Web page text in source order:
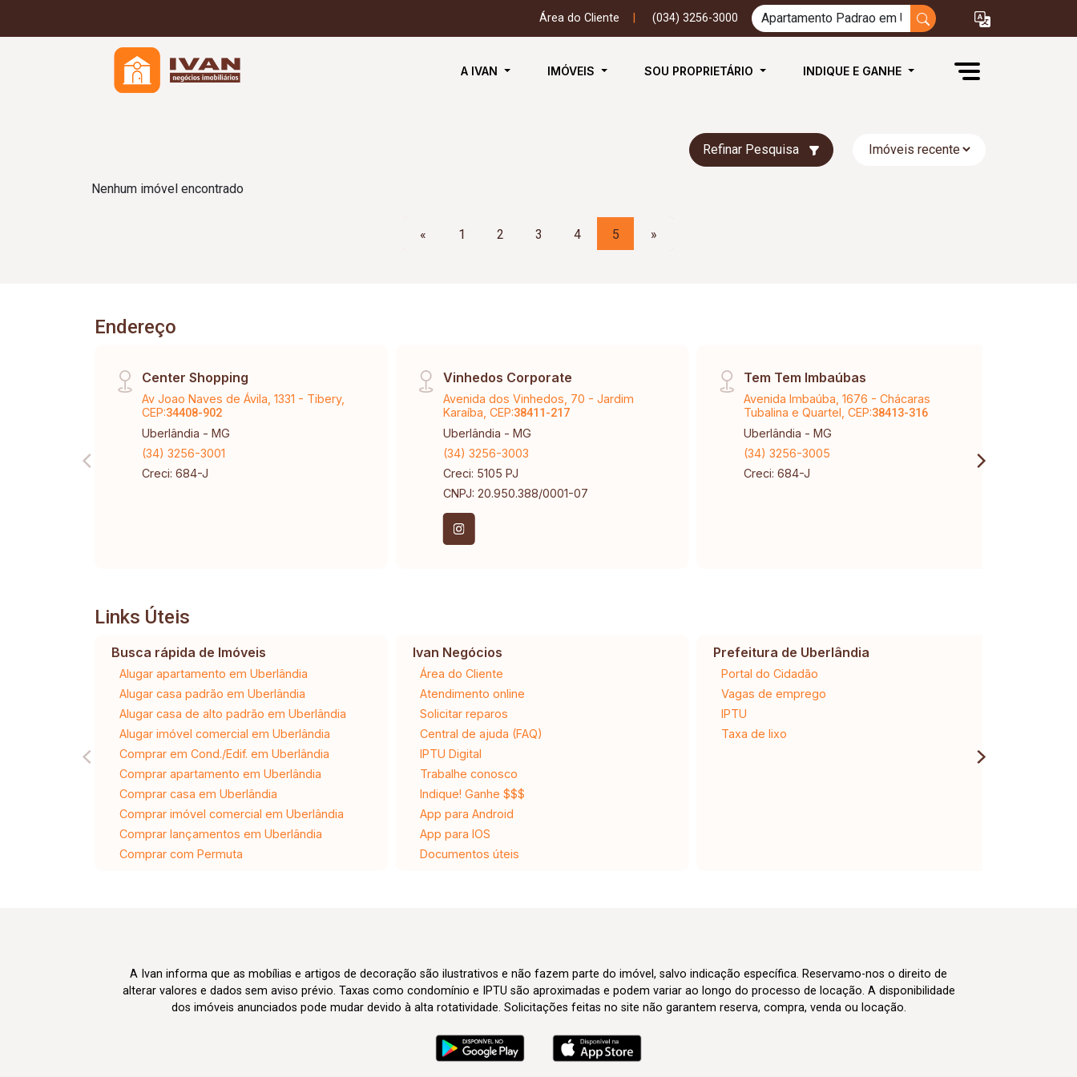
Área do Cliente (034) 3256-3000
A IVAN IMÓVEIS SOU PROPRIETÁRIO INDIQUE E GANHE
Refinar Pesquisa
Nenhum imóvel encontrado
« 1 2 3 4 5 »
Endereço
Center Shopping
Av Joao Naves de Ávila, 1331 - Tibery,
CEP:34408-902
Uberlândia - MG
(34) 3256-3001
Creci: 684-J
Vinhedos Corporate
Avenida dos Vinhedos, 70 - Jardim
Karaíba, CEP:38411-217
Uberlândia - MG
(34) 3256-3003
Creci: 5105 PJ
CNPJ: 20.950.388/0001-07
Tem Tem Imbaúbas
Avenida Imbaúba, 1676 - Chácaras
Tubalina e Quartel, CEP:38413-316
Uberlândia - MG
(34) 3256-3005
Creci: 684-J
Links Úteis
Busca rápida de Imóveis
Alugar apartamento em Uberlândia
Alugar casa padrão em Uberlândia
Alugar casa de alto padrão em Uberlândia
Alugar imóvel comercial em Uberlândia
Comprar em Cond./Edif. em Uberlândia
Comprar apartamento em Uberlândia
Comprar casa em Uberlândia
Comprar imóvel comercial em Uberlândia
Comprar lançamentos em Uberlândia
Comprar com Permuta
Ivan Negócios
Área do Cliente
Atendimento online
Solicitar reparos
Central de ajuda (FAQ)
IPTU Digital
Trabalhe conosco
Indique! Ganhe $$$
App para Android
App para IOS
Documentos úteis
Prefeitura de Uberlândia
Portal do Cidadão
Vagas de emprego
IPTU
Taxa de lixo
A Ivan informa que as mobílias e artigos de decoração são ilustrativos e não fazem parte do imóvel, salvo indicação específica. Reservamo-nos o direito de
alterar valores e dados sem aviso prévio. Taxas como condomínio e IPTU são aproximadas e podem variar ao longo do processo de locação. A disponibilidade
dos imóveis anunciados pode mudar devido à alta rotatividade. Solicitações feitas no site não garantem reserva, compra, venda ou locação.